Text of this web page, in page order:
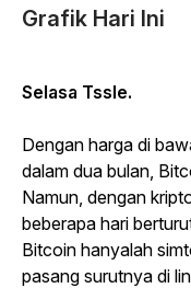
Grafik Hari Ini
Selasa Tssle.
Dengan harga di
dalam dua bulan,
Namun, dengan
beberapa hari
Bitcoin hanyalah
pasang surutnya di